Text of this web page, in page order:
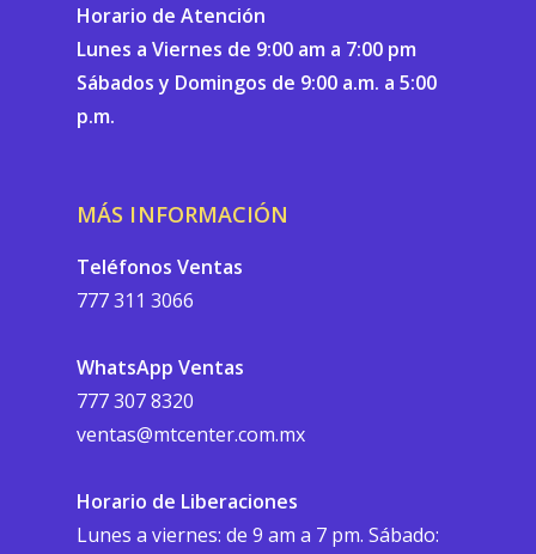
Horario de Atención
Lunes a Viernes de 9:00 am a 7:00 pm
Sábados y Domingos de 9:00 a.m. a 5:00
p.m.
MÁS INFORMACIÓN
Teléfonos Ventas
777 311 3066
WhatsApp Ventas
777 307 8320
ventas@mtcenter.com.mx
Horario de Liberaciones
Lunes a viernes: de 9 am a 7 pm. Sábado: